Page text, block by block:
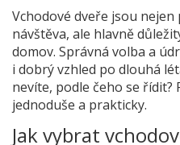
Vchodové dveře jsou
návštěva, ale hlavně
domov. Správná volba a
i dobrý vzhled po dlouhá
nevíte, podle čeho se
jednoduše a prakticky.
Jak vybrat